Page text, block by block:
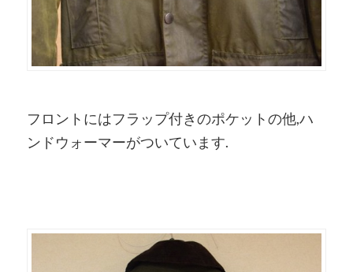
フロントにはフラップ付きのポケットの他,ハ
ンドウォーマーがついています.